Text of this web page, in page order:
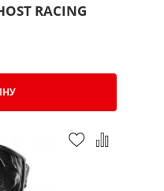
RACING